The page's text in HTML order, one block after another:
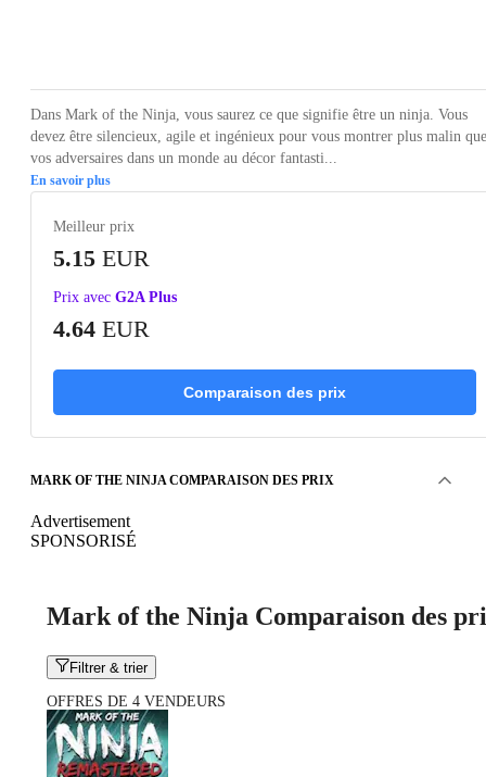
Dans Mark of the Ninja, vous saurez ce que signifie être un ninja. Vous
devez être silencieux, agile et ingénieux pour vous montrer plus malin que
vos adversaires dans un monde au décor fantasti...
En savoir plus
Meilleur prix
5.15 EUR
Prix avec G2A Plus
4.64 EUR
Comparaison des prix
MARK OF THE NINJA COMPARAISON DES PRIX
Advertisement
SPONSORISÉ
Mark of the Ninja Comparaison des
Filtrer & trier
OFFRES DE 4 VENDEURS